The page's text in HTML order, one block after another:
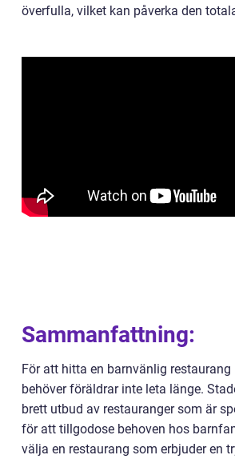
överfulla, vilket kan påverka den
Sammanfattning:
För att hitta en barnvänlig restaurang
behöver föräldrar inte leta länge.
brett utbud av restauranger som är
för att tillgodose behoven hos
välja en restaurang som erbjuder en